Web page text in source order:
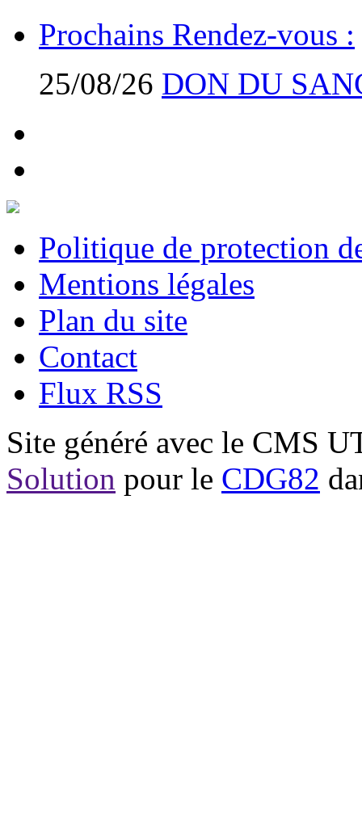
Prochains Rendez-vous :
25/08/26 DON DU
Politique de protection
Mentions légales
Plan du site
Contact
Flux RSS
Site généré avec le CMS
Solution pour le CDG82